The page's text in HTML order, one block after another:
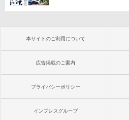
本サイトのご利用について
広告掲載のご案内
プライバシーポリシー
インプレスグループ